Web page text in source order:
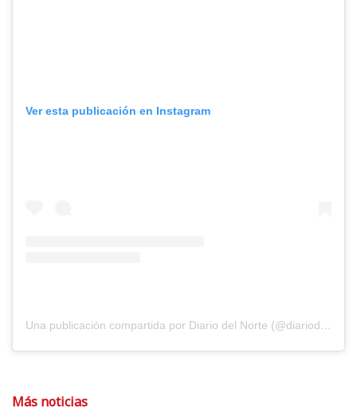
Ver esta publicación en Instagram
Una publicación compartida por Diario del Norte (@diariodelnorte)
Más noticias